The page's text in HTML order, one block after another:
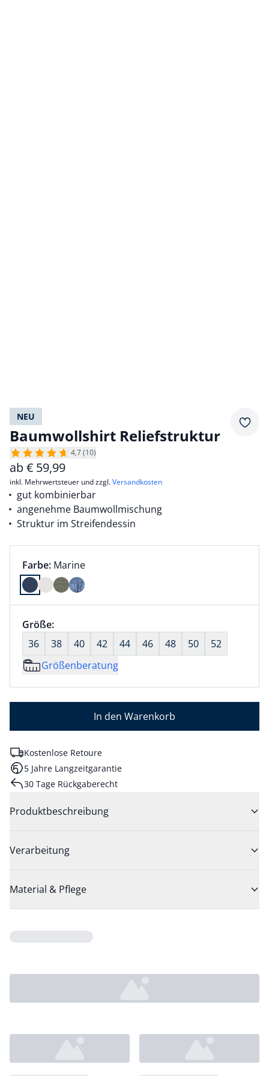
NEU
Baumwollshirt Reliefstruktur
4,7 (10)
ab€ 59,99
inkl. Mehrwertsteuer und zzgl.Versandkosten
gut kombinierbar
angenehme Baumwollmischung
Struktur im Streifendessin
Farbauswahl:
Farbe: aktuell ausgewählt:
Marine
Farbe Marine ausgewählt
Größenauswahl:
Größe:nichts ausgewählt
36
38 40 42 44 46 48 50
52
Größenberatung
In den Warenkorb
Kostenlose Retoure
5 Jahre Langzeitgarantie
30 Tage Rückgaberecht
Produktbeschreibung
Verarbeitung
Material & Pflege